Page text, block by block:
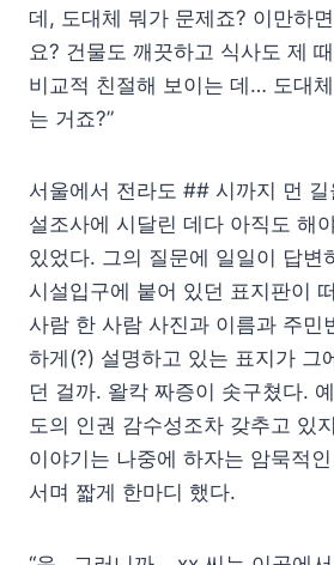
데, 도대체 뭐가 문제죠? 이만하
요? 건물도 깨끗하고 식사도 제
비교적 친절해 보이는 데… 도대
는 거죠?”
서울에서 전라도 ## 시까지 먼 길
설조사에 시달린 데다 아직도 해
있었다. 그의 질문에 일일이 답변
시설입구에 붙어 있던 표지판이
사람 한 사람 사진과 이름과 주민
하게(?) 설명하고 있는 표지가 그
던 걸까. 왈칵 짜증이 솟구쳤다.
도의 인권 감수성조차 갖추고 있
이야기는 나중에 하자는 암묵적
서며 짧게 한마디 했다.